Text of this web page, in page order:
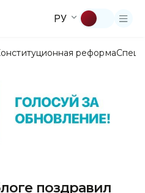
РУ
реформа
поздравил